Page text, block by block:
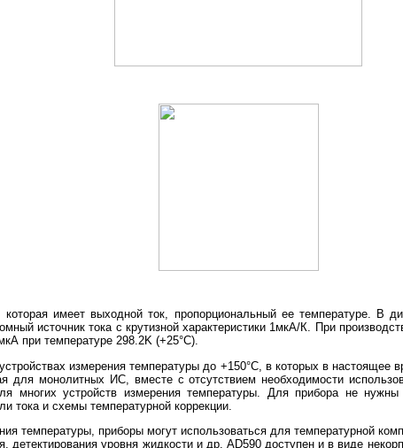
имеет выходной ток, пропорциональный ее температуре. В
источник тока с крутизной характеристики 1мкА/К. При
при температуре 298.2K (+25°C).
измерения температуры до +150°C, в которых в настоящее
для монолитных ИС, вместе с отсутствием необходимости
многих устройств измерения температуры. Для прибора не
тока и схемы температурной коррекции.
температуры, приборы могут использоваться для температурной
детектирования уровня жидкости и др. AD590 доступен и в виде